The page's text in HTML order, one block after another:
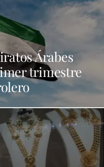
Árabes
trimestre